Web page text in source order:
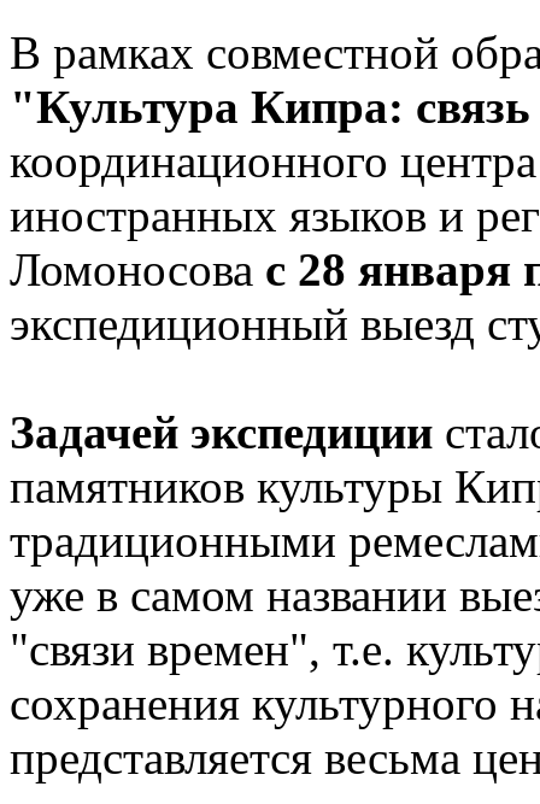
В рамках совместной
"Культура Кипра:
координационного
иностранных языков и
Ломоносова с 28 января
экспедиционный выезд
Задачей экспедиции
памятников культуры
традиционными
уже в самом названии
"связи времен", т.е.
сохранения культурного
представляется весьма